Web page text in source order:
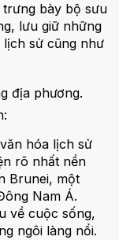
trưng bày bộ sưu
lưu giữ những
sử cũng như
địa phương.
hóa lịch sử
rõ nhất nền
Brunei, một
Nam Á.
về cuộc sống,
ngôi làng nổi.